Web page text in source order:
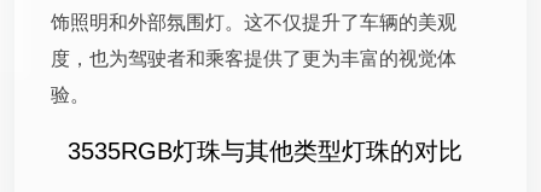
饰照明和外部氛围灯。这不仅提升了车辆的美观
度，也为驾驶者和乘客提供了更为丰富的视觉体
验。
3535RGB灯珠与其他类型灯珠的对比